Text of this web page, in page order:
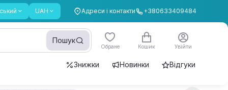
UAH Адреси і контакти +380633409484
Пошук
Обране Кошик Увійти
Знижки Новинки Відгуки